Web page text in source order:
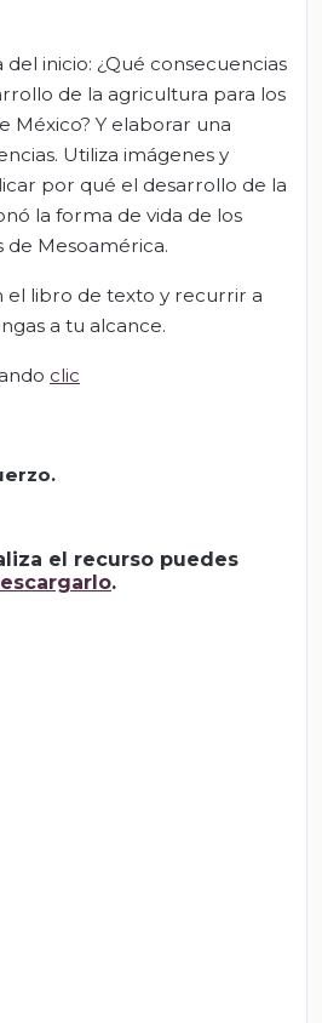
inicio: ¿Qué consecuencias
de la agricultura para los
México? Y elaborar una
Utiliza imágenes y
por qué el desarrollo de la
la forma de vida de los
Mesoamérica.
el libro de texto y recurrir a
a tu alcance.
clic
el recurso puedes
.